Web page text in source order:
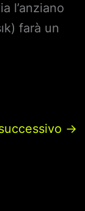
l’anziano
farà un
→